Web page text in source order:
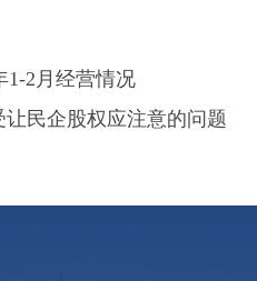
1-2月经营情况
民企股权应注意的问题